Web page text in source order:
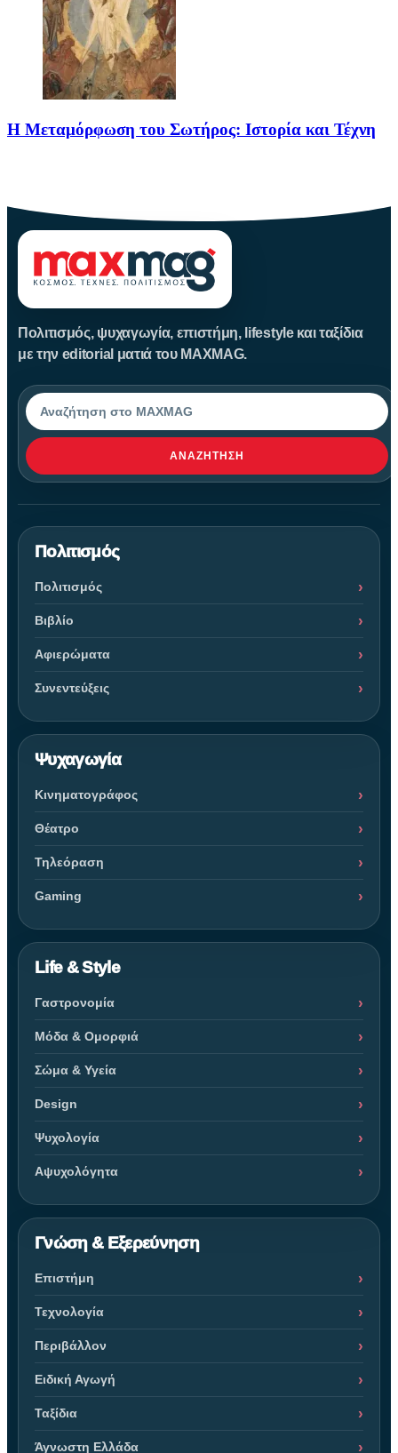
Η Μεταμόρφωση του Σωτήρος: Ιστορία και Τέχνη
Πολιτισμός, ψυχαγωγία, επιστήμη, lifestyle και ταξίδια
με την editorial ματιά του MAXMAG.
Αναζήτηση
ΑΝΑΖΉΤΗΣΗ
Πολιτισμός
Πολιτισμός
Βιβλίο
Αφιερώματα
Συνεντεύξεις
Ψυχαγωγία
Κινηματογράφος
Θέατρο
Τηλεόραση
Gaming
Life & Style
Γαστρονομία
Μόδα & Ομορφιά
Σώμα & Υγεία
Design
Ψυχολογία
Αψυχολόγητα
Γνώση & Εξερεύνηση
Επιστήμη
Τεχνολογία
Περιβάλλον
Ειδική Αγωγή
Ταξίδια
Άγνωστη Ελλάδα